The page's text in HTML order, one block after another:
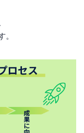
。